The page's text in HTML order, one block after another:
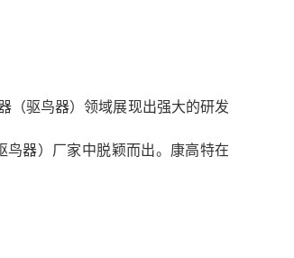
（驱鸟器）领域展现出强大的研发
鸟器）厂家中脱颖而出。康高特在